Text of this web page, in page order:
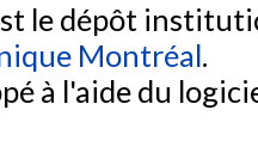
le dépôt
Montréal.
à l'aide du